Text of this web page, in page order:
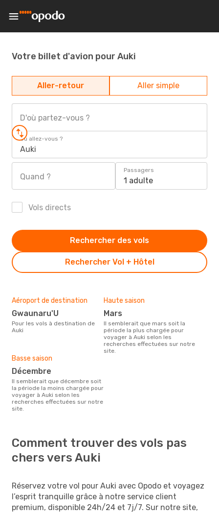
Votre billet d'avion pour Auki
Aller-retour Aller simple
D'où partez-vous ?
Où allez-vous ?
Auki
Quand ?
Passagers
1 adulte
Vols directs
Rechercher Vol + Hôtel
Rechercher des vols
Aéroport de destination
Gwaunaru'U
Pour les vols à destination de
Auki
Haute saison
mars
Il semblerait que mars soit la
période la plus chargée pour
voyager à Auki selon les
recherches effectuées sur notre
site.
Basse saison
décembre
Il semblerait que décembre soit
la période la moins chargée pour
voyager à Auki selon les
recherches effectuées sur notre
site.
Comment trouver des vols pas
chers vers Auki
Réservez votre vol pour Auki avec Opodo et voyagez
l’esprit tranquille grâce à notre service client
premium, disponible 24h/24 et 7j/7. Sur notre site,